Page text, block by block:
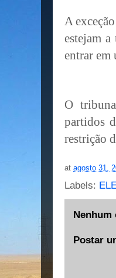
A
estejam
entrar em
O
partidos
restrição
at agosto 31,
Labels:
Nenhum
Postar